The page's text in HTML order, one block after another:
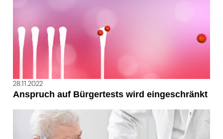
28.11.2022
Anspruch auf Bürgertests wird eingeschränkt